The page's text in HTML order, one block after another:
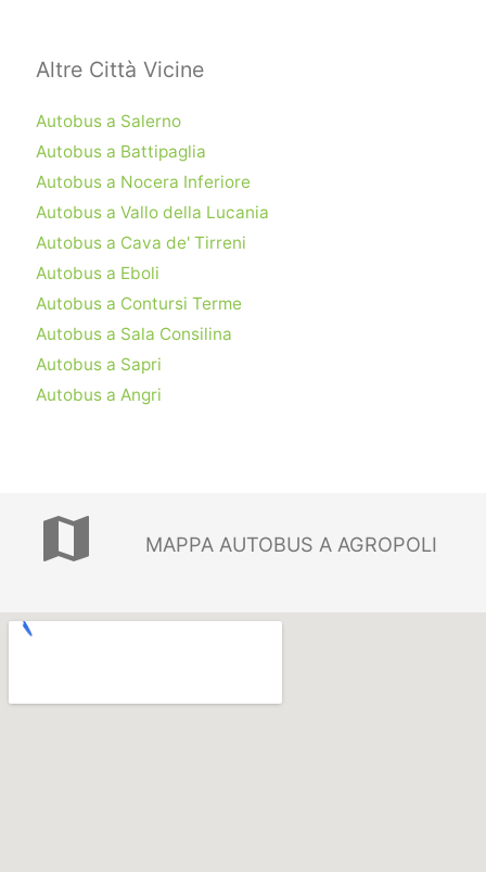
Altre Città Vicine
Autobus a Salerno
Autobus a Battipaglia
Autobus a Nocera Inferiore
Autobus a Vallo della Lucania
Autobus a Cava de' Tirreni
Autobus a Eboli
Autobus a Contursi Terme
Autobus a Sala Consilina
Autobus a Sapri
Autobus a Angri
map MAPPA AUTOBUS A AGROPOLI